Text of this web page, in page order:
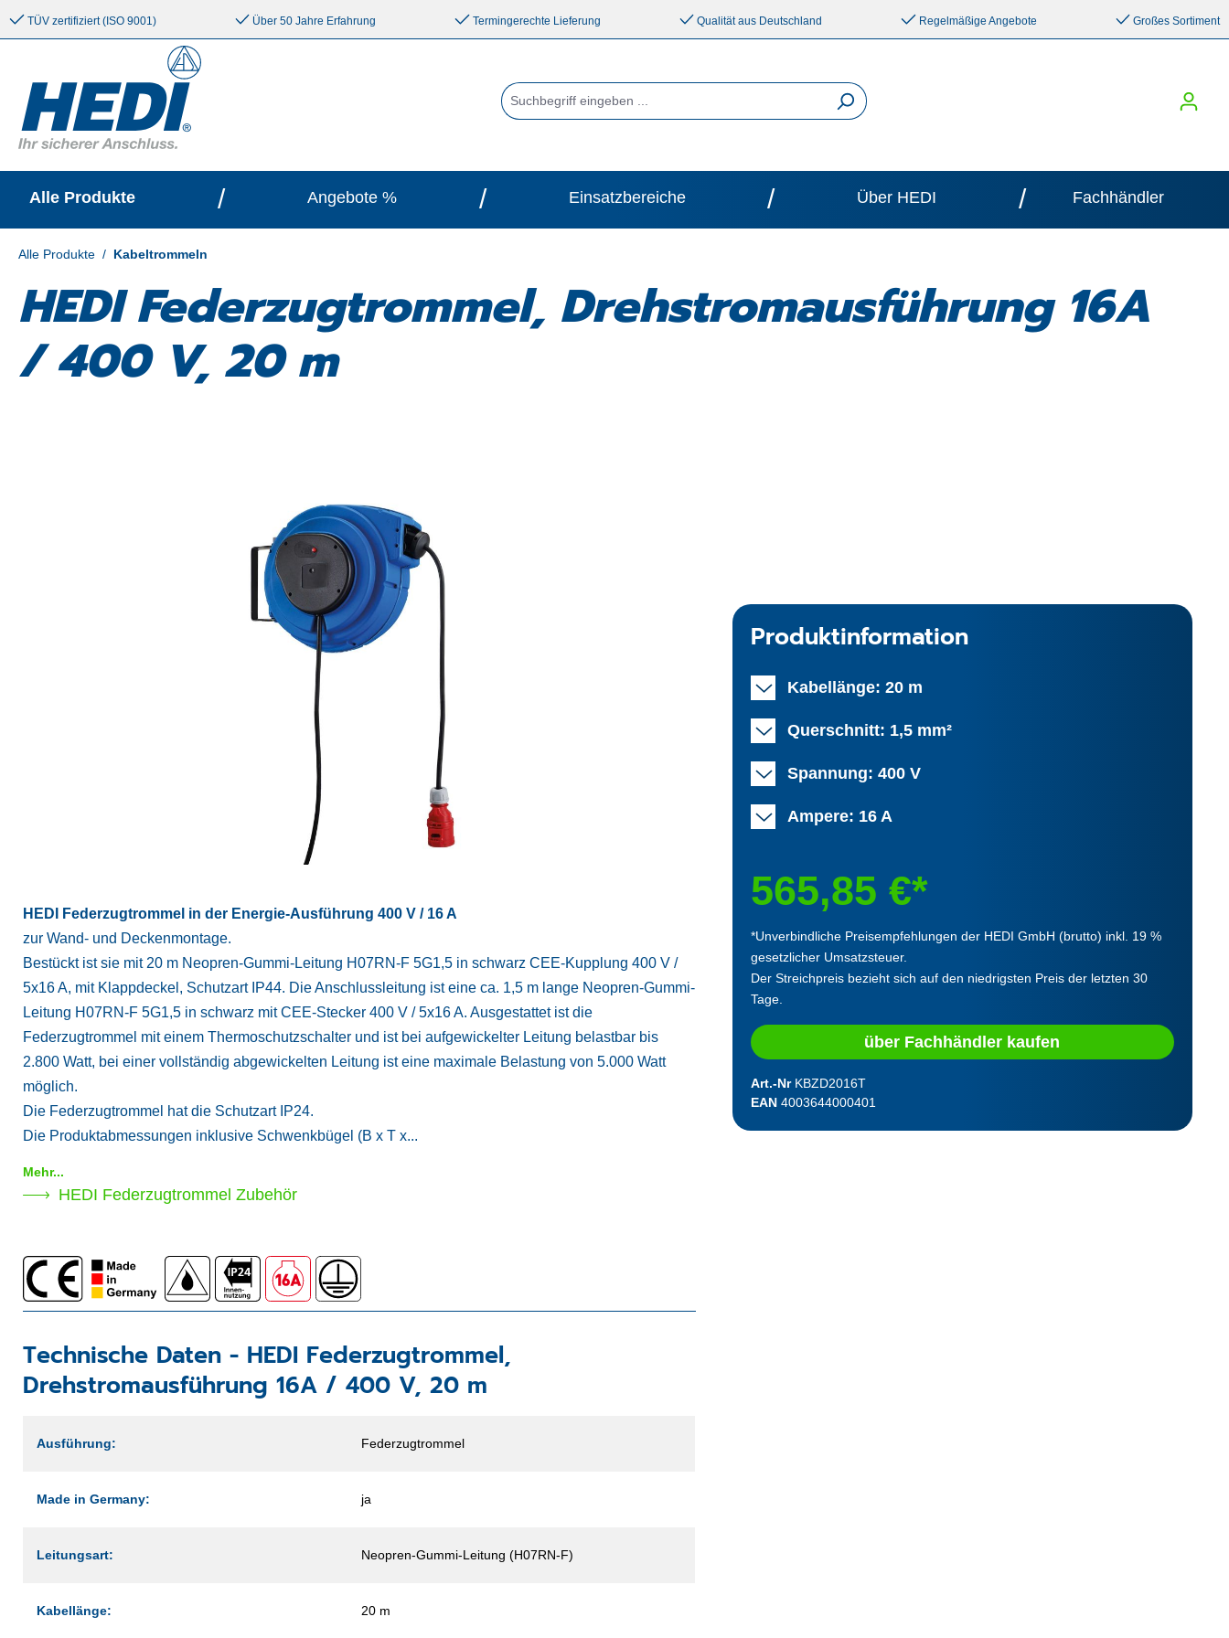
springen Zur Hauptnavigation springen
TÜV zertifiziert (ISO 9001) Über 50 Jahre Erfahrung Termingerechte Lieferung Qualität aus Deutschland Regelmäßige Angebote Großes Sortiment
Alle Produkte / Angebote % / Einsatzbereiche / Über HEDI / Fachhändler
Alle Produkte / Kabeltrommeln
HEDI Federzugtrommel, Drehstromausführung 16A
/ 400 V, 20 m
HEDI Federzugtrommel in der Energie-Ausführung 400 V / 16 A
zur Wand- und Deckenmontage.
Bestückt ist sie mit 20 m Neopren-Gummi-Leitung H07RN-F 5G1,5 in schwarz CEE-Kupplung 400 V /
5x16 A, mit Klappdeckel, Schutzart IP44. Die Anschlussleitung ist eine ca. 1,5 m lange Neopren-Gummi-
Leitung H07RN-F 5G1,5 in schwarz mit CEE-Stecker 400 V / 5x16 A. Ausgestattet ist die
Federzugtrommel mit einem Thermoschutzschalter und ist bei aufgewickelter Leitung belastbar bis
2.800 Watt, bei einer vollständig abgewickelten Leitung ist eine maximale Belastung von 5.000 Watt
möglich.
Die Federzugtrommel hat die Schutzart IP24.
Die Produktabmessungen inklusive Schwenkbügel (B x T x...
Mehr...
HEDI Federzugtrommel Zubehör
Technische Daten - HEDI Federzugtrommel,
Drehstromausführung 16A / 400 V, 20 m
Ausführung: Federzugtrommel
Made in Germany: ja
Leitungsart: Neopren-Gummi-Leitung (H07RN-F)
Kabellänge: 20 m
Produktinformation
Kabellänge: 20 m
Querschnitt: 1,5 mm²
Spannung: 400 V
Ampere: 16 A
565,85 €*
*Unverbindliche Preisempfehlungen der HEDI GmbH (brutto) inkl. 19 %
gesetzlicher Umsatzsteuer.
Der Streichpreis bezieht sich auf den niedrigsten Preis der letzten 30
Tage.
über Fachhändler kaufen
Art.-Nr KBZD2016T
EAN 4003644000401